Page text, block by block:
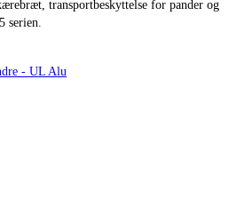
transportbeskyttelse for pander og
serien.